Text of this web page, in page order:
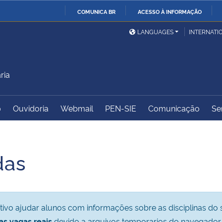
COMUNICA BR ACESSO À INFORMAÇÃO
Ministério da Defesa
Ministério das Relações
Exteriores
Ministério do
Controladoria-Geral da
Advocacia-Geral da União
LANGUAGES
Ouvidoria Webmail PEN-SIE Comunicação
ajudar alunos com informações sobre as disciplinas do